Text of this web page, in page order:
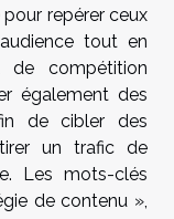
repérer ceux
tout en
compétition
également des
de cibler des
un trafic de
Les mots-clés
de contenu »,